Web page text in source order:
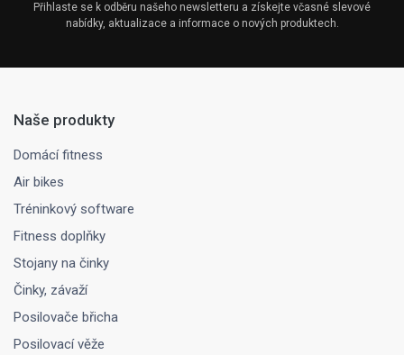
Přihlaste se k odběru našeho newsletteru a získejte včasné slevové
nabídky, aktualizace a informace o nových produktech.
Naše produkty
Domácí fitness
Air bikes
Tréninkový software
Fitness doplňky
Stojany na činky
Činky, závaží
Posilovače břicha
Posilovací věže